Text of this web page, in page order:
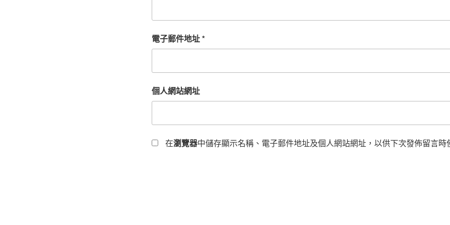
電子郵件地址*
個人網站網址
在瀏覽器中儲存顯示名稱、電子郵件地址及個人網站網址，以供下次發佈留言時